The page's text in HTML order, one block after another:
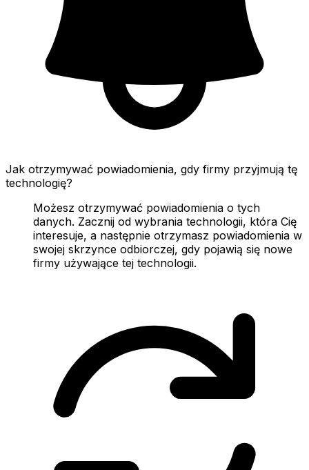
Jak otrzymywać powiadomienia, gdy firmy przyjmują tę
technologię?
Możesz otrzymywać powiadomienia o tych
danych. Zacznij od wybrania technologii, która Cię
interesuje, a następnie otrzymasz powiadomienia w
swojej skrzynce odbiorczej, gdy pojawią się nowe
firmy używające tej technologii.